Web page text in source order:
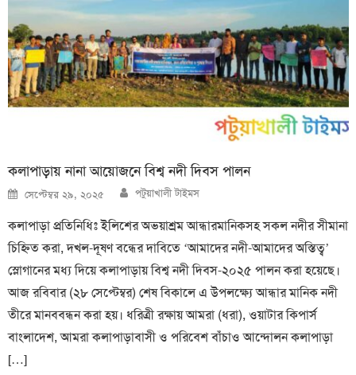
কলাপাড়ায় নানা আয়োজনে বিশ্ব নদী দিবস পালন
Posted
on
সেপ্টেম্বর ২৯, ২০২৫ Author
পটুয়াখালী টাইমস
কলাপাড়া প্রতিনিধিঃ ইলিশের অভয়াশ্রম আন্ধারমানিকসহ সকল নদীর সীমানা
চিহ্নিত করা, দখল-দূষণ বন্ধের দাবিতে ‘আমাদের নদী-আমাদের অস্তিত্ব’
স্লোগানের মধ্য দিয়ে কলাপাড়ায় বিশ্ব নদী দিবস-২০২৫ পালন করা হয়েছে।
আজ রবিবার (২৮ সেপ্টেম্বর) শেষ বিকালে এ উপলক্ষ্যে আন্ধার মানিক নদী
তীরে মানববন্ধন করা হয়। ধরিত্রী রক্ষায় আমরা (ধরা), ওয়াটার কিপার্স
বাংলাদেশ, আমরা কলাপাড়াবাসী ও পরিবেশ বাঁচাও আন্দোলন কলাপাড়া
[…]